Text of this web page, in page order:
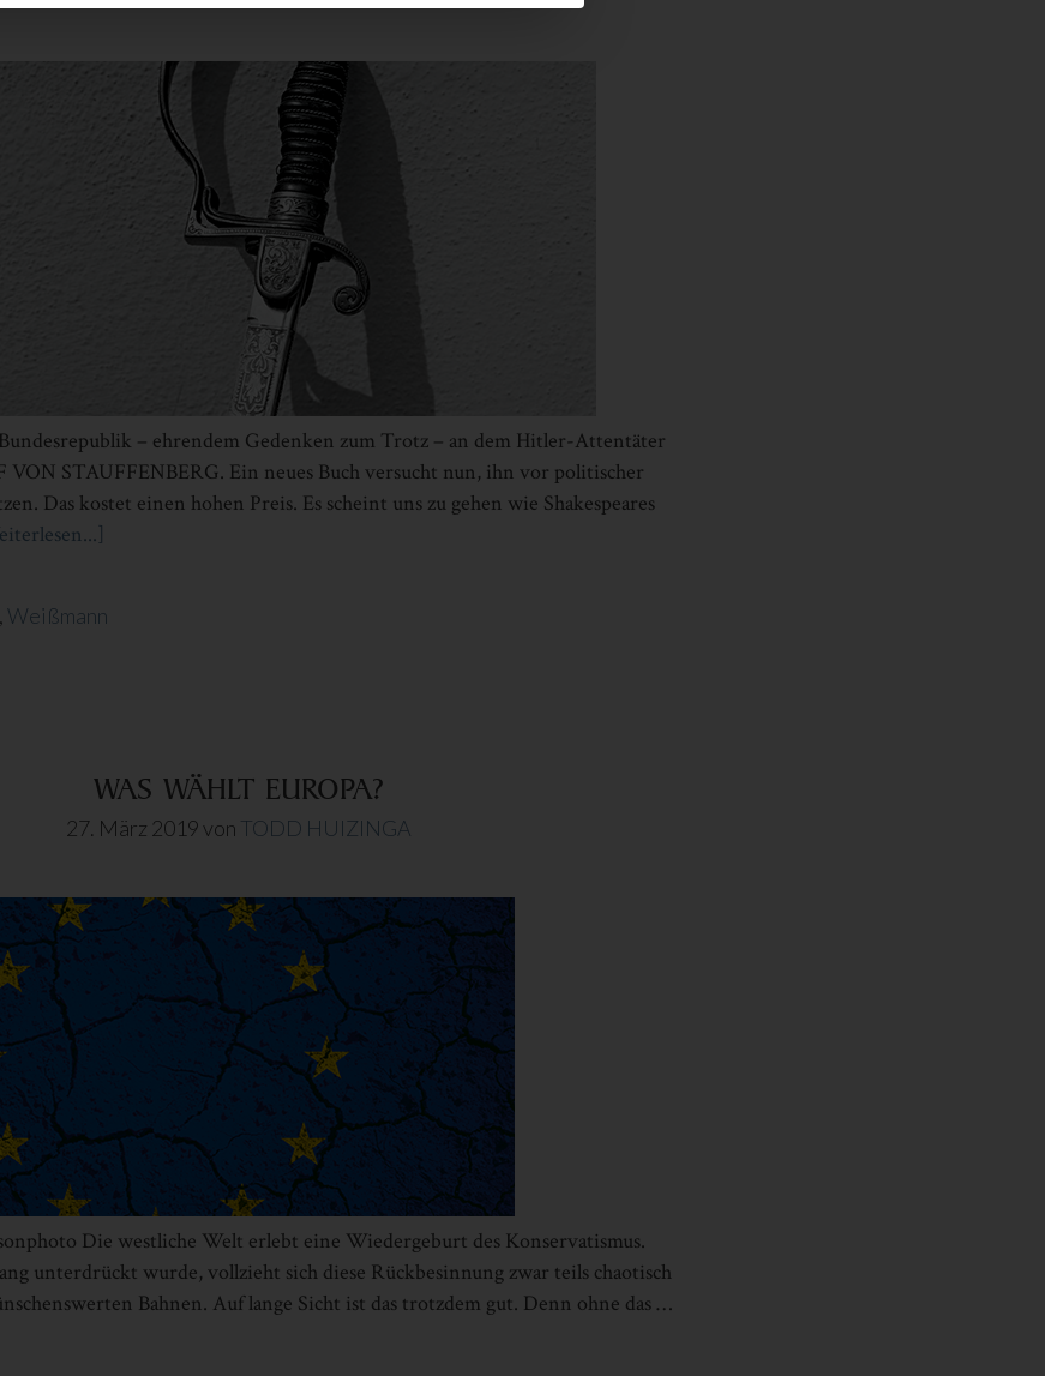
– ehrendem Gedenken zum Trotz – an dem Hitler-Attentäter
VON STAUFFENBERG. Ein neues Buch versucht nun, ihn vor politischer
Das kostet einen hohen Preis. Es scheint uns zu gehen wie Shakespeares
NICHTS
, Weißmann
WAS WÄHLT EUROPA?
27. März 2019von TODD HUIZINGA
Die westliche Welt erlebt eine Wiedergeburt des Konservatismus.
unterdrückt wurde, vollzieht sich diese Rückbesinnung zwar teils chaotisch
Bahnen. Auf lange Sicht ist das trotzdem gut. Denn ohne das …